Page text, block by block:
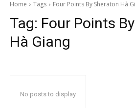
Home Tags Four Points By Sheraton Hà
Tag: Four Points
Hà Giang
No posts to display